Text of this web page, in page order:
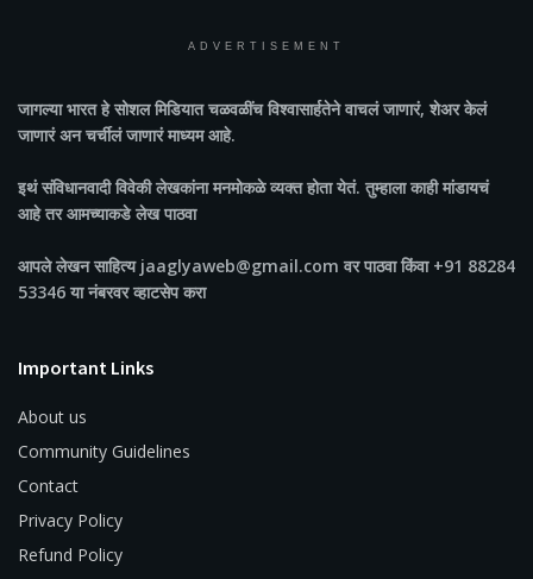
ADVERTISEMENT
जागल्या भारतहे सोशल मिडियात चळवळींच विश्वासार्हतेने वाचलं जाणारं, शेअर केलं
जाणारं अन चर्चीलं जाणारं माध्यम आहे.
इथं संविधानवादी विवेकी लेखकांना मनमोकळे व्यक्त होता येतं. तुम्हाला काही मांडायचं
आहे तर आमच्याकडे लेख पाठवा
आपले लेखन साहित्य jaaglyaweb@gmail.com वर पाठवा किंवा +91 88284
53346 या नंबरवर व्हाटसेप करा
Important Links
About us
Community Guidelines
Contact
Privacy Policy
Refund Policy